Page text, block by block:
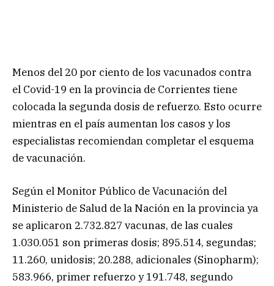
Menos del 20 por ciento de los vacunados contra
el Covid-19 en la provincia de Corrientes tiene
colocada la segunda dosis de refuerzo. Esto ocurre
mientras en el país aumentan los casos y los
especialistas recomiendan completar el esquema
de vacunación.
Según el Monitor Público de Vacunación del
Ministerio de Salud de la Nación en la provincia ya
se aplicaron 2.732.827 vacunas, de las cuales
1.030.051 son primeras dosis; 895.514, segundas;
11.260, unidosis; 20.288, adicionales (Sinopharm);
583.966, primer refuerzo y 191.748, segundo